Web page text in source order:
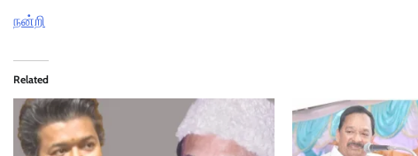
நன்றி
Related